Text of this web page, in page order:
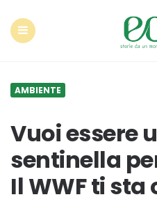
AMBIENTE
Vuoi essere
sentinella
Il WWF ti